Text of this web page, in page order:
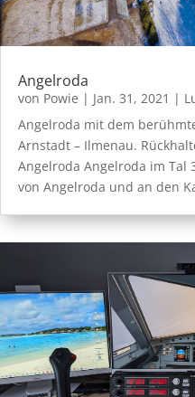
Angelroda
von Powie | Jan. 31, 2021 |
Angelroda mit dem
Arnstadt – Ilmenau.
Angelroda Angelroda im Tal
von Angelroda und an den